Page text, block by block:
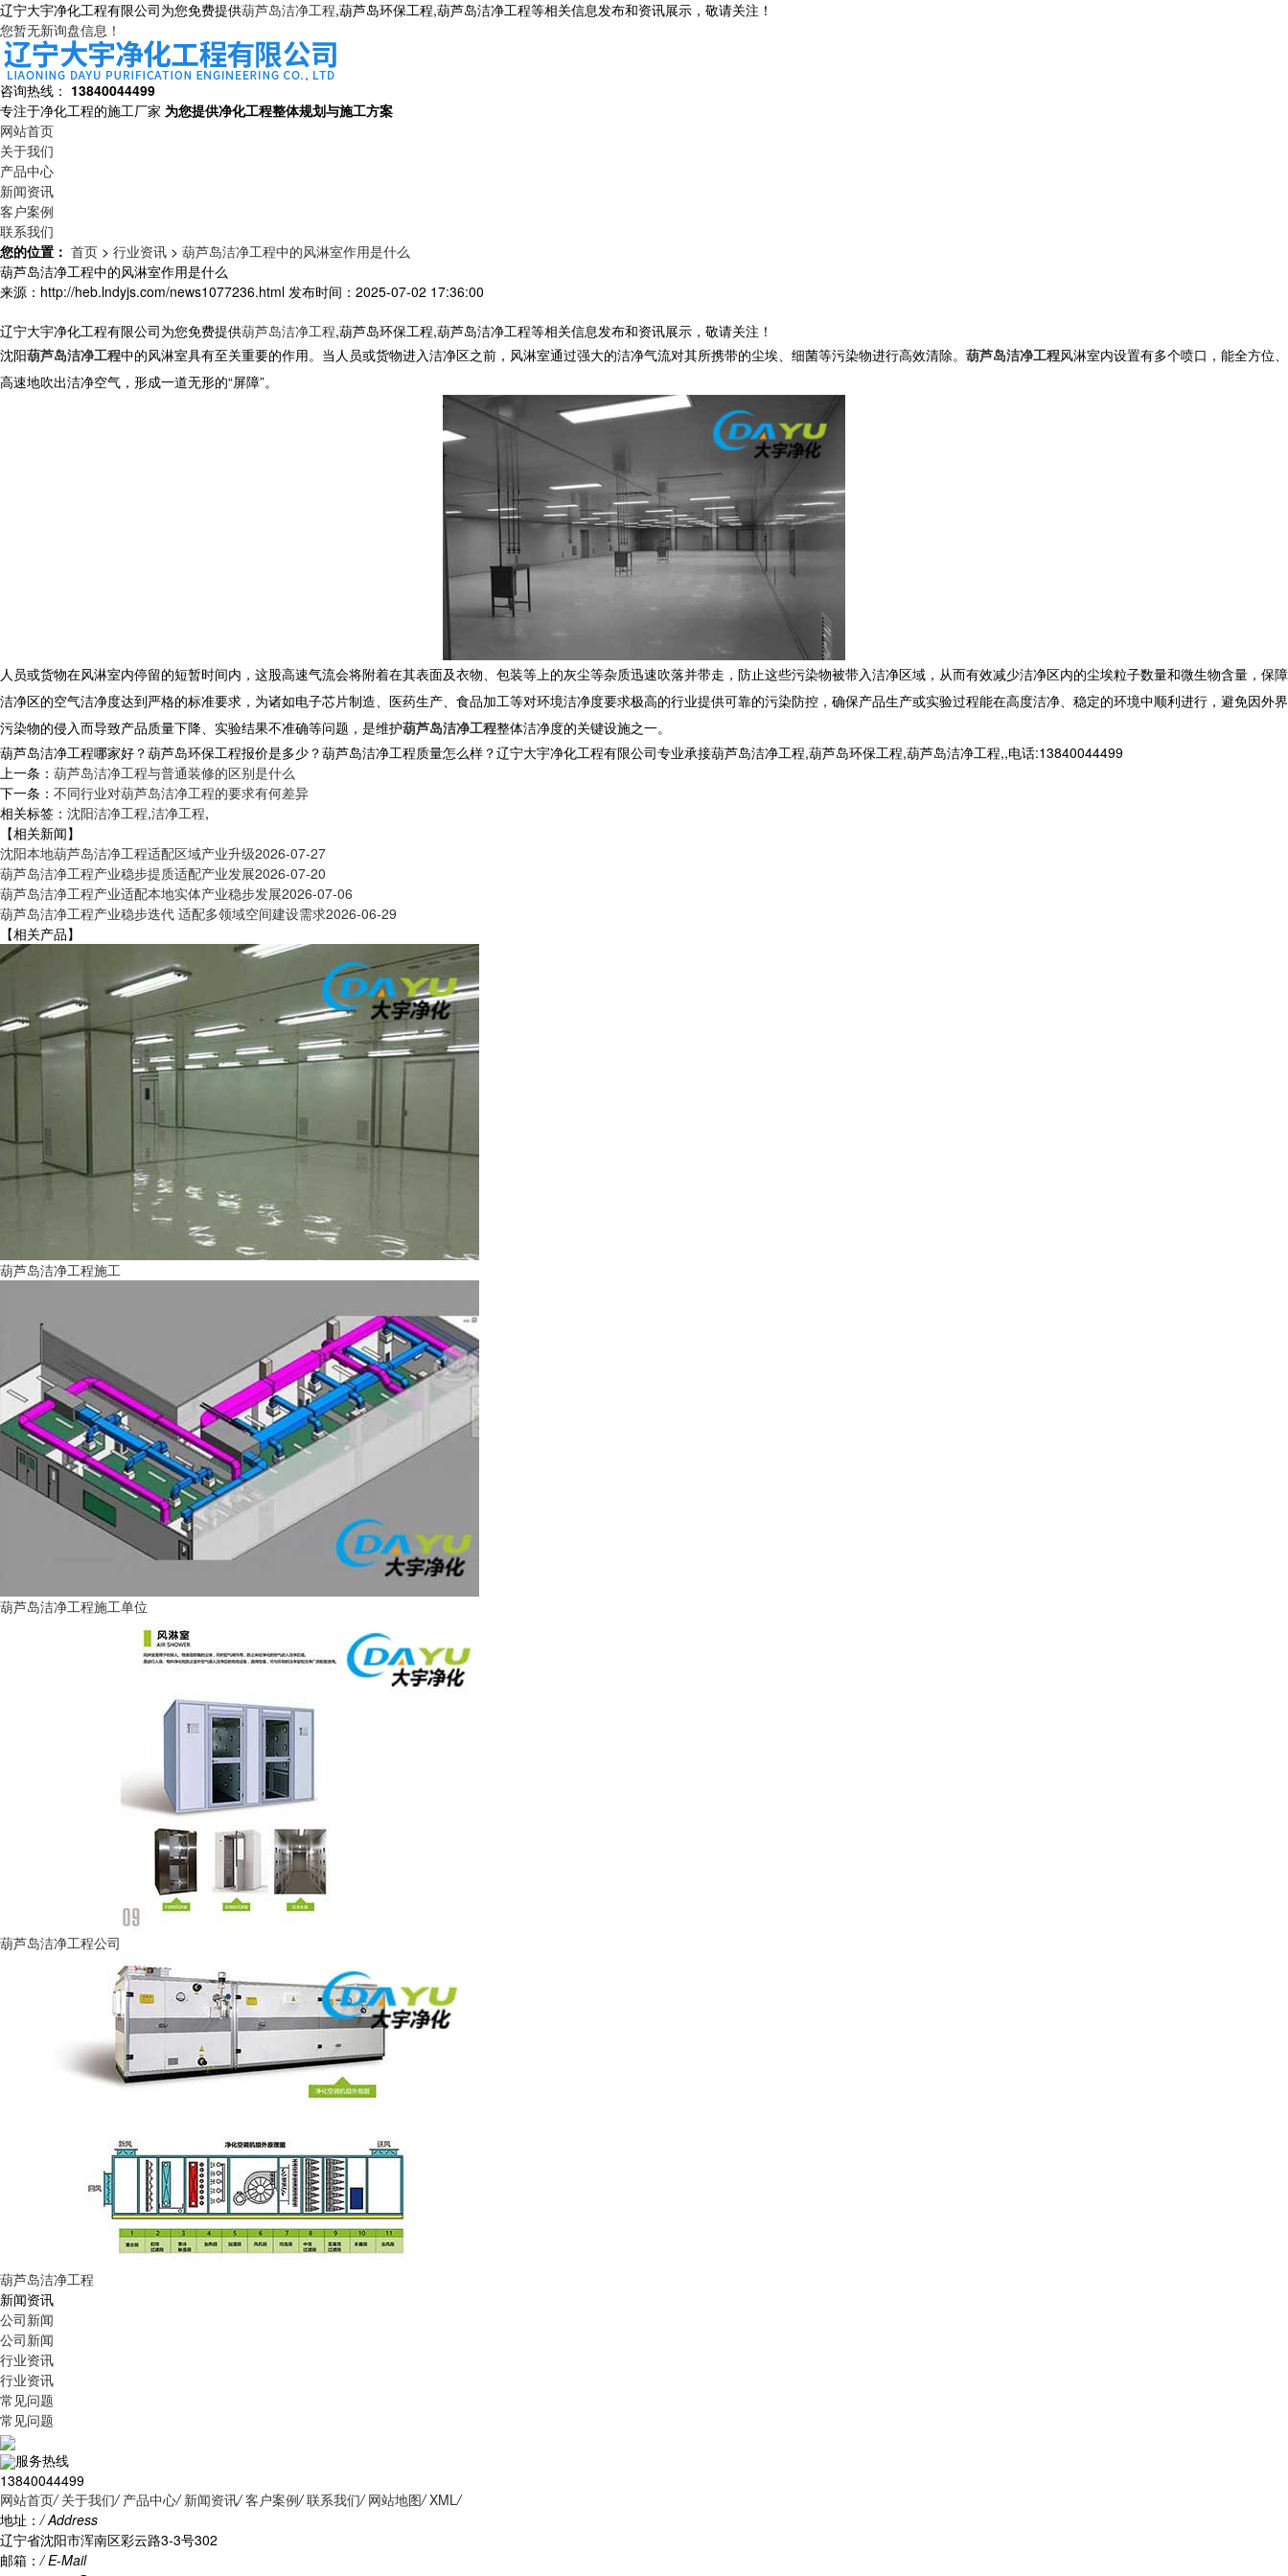
辽宁大宇净化工程有限公司为您免费提供葫芦岛洁净工程,葫芦岛环保工程,葫芦岛洁净工程等相关信息发布和资讯展示，敬请关注！
您暂无新询盘信息！
咨询热线： 13840044499
专注于净化工程的施工厂家 为您提供净化工程整体规划与施工方案
网站首页
关于我们
产品中心
新闻资讯
客户案例
联系我们
您的位置： 首页 > 行业资讯 > 葫芦岛洁净工程中的风淋室作用是什么
葫芦岛洁净工程中的风淋室作用是什么
来源：http://heb.lndyjs.com/news1077236.html 发布时间：2025-07-02 17:36:00
辽宁大宇净化工程有限公司为您免费提供葫芦岛洁净工程,葫芦岛环保工程,葫芦岛洁净工程等相关信息发布和资讯展示，敬请关注！
沈阳葫芦岛洁净工程中的风淋室具有至关重要的作用。当人员或货物进入洁净区之前，风淋室通过强大的洁净气流对其所携带的尘埃、细菌等污染物进行高效清除。 葫芦岛洁净工程风淋室内设置有多个喷口，能全方位、
高速地吹出洁净空气，形成一道无形的“屏障”。
人员或货物在风淋室内停留的短暂时间内，这股高速气流会将附着在其表面及衣物、包装等上的灰尘等杂质迅速吹落并带走，防止这些污染物被带入洁净区域，从而有效减少洁净区内的尘埃粒子数量和微生物含量，保障
洁净区的空气洁净度达到严格的标准要求，为诸如电子芯片制造、医药生产、食品加工等对环境洁净度要求极高的行业提供可靠的污染防控，确保产品生产或实验过程能在高度洁净、稳定的环境中顺利进行，避免因外界
污染物的侵入而导致产品质量下降、实验结果不准确等问题，是维护葫芦岛洁净工程整体洁净度的关键设施之一。
葫芦岛洁净工程哪家好？葫芦岛环保工程报价是多少？葫芦岛洁净工程质量怎么样？辽宁大宇净化工程有限公司专业承接葫芦岛洁净工程,葫芦岛环保工程,葫芦岛洁净工程,,电话:13840044499
上一条： 葫芦岛洁净工程与普通装修的区别是什么
下一条： 不同行业对葫芦岛洁净工程的要求有何差异
相关标签： 沈阳洁净工程,洁净工程,
【相关新闻】
沈阳本地葫芦岛洁净工程适配区域产业升级2026-07-27
葫芦岛洁净工程产业稳步提质适配产业发展2026-07-20
葫芦岛洁净工程产业适配本地实体产业稳步发展2026-07-06
葫芦岛洁净工程产业稳步迭代 适配多领域空间建设需求2026-06-29
【相关产品】
葫芦岛洁净工程施工
葫芦岛洁净工程施工单位
葫芦岛洁净工程公司
葫芦岛洁净工程
新闻资讯
公司新闻
公司新闻
行业资讯
行业资讯
常见问题
常见问题
服务热线
13840044499
网站首页/ 关于我们/ 产品中心/ 新闻资讯/ 客户案例/ 联系我们/ 网站地图/ XML/
地址：/ Address
辽宁省沈阳市浑南区彩云路3-3号302
邮箱：/ E-Mail